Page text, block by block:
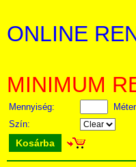
ONLINE
MINIMUM
Mennyiség:
Méter
Szín:
Kosárba